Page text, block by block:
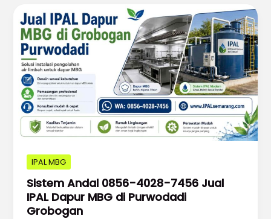
IPAL MBG
Sistem Andal 0856-4028-7456 Jual
IPAL Dapur MBG di Purwodadi
Grobogan